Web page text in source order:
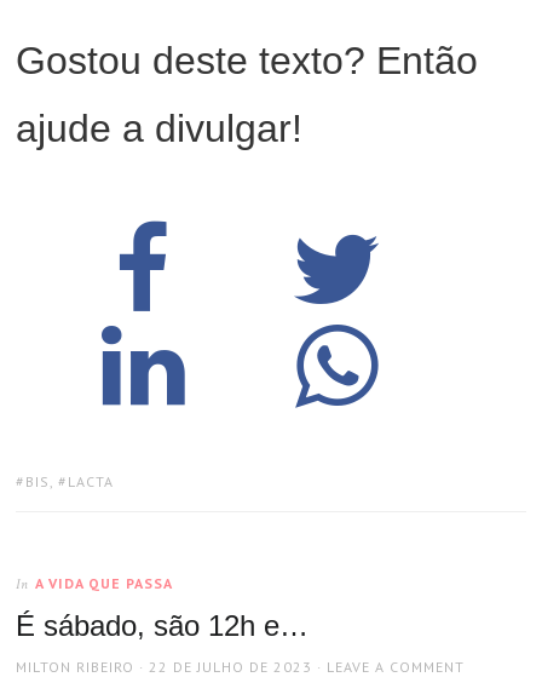
Gostou deste texto? Então
ajude a divulgar!
TAGS:
BIS , LACTA
In A VIDA QUE PASSA
É sábado, são 12h e…
AUTHOR
MILTON RIBEIRO
POSTED
22 DE JULHO DE 2023 LEAVE A COMMENT